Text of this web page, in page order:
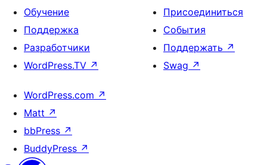
Обучение
Поддержка
Разработчики
WordPress.TV ↗
Присоединиться
События
Поддержать ↗
Swag ↗
WordPress.com ↗
Matt ↗
bbPress ↗
BuddyPress ↗